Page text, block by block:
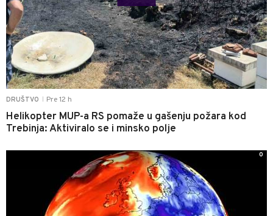
DRUŠTVO Pre 12 h
Helikopter MUP-a RS pomaže u gašenju požara kod
Trebinja: Aktiviralo se i minsko polje
0